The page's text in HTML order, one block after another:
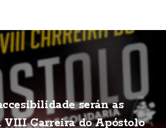
serán as
VIII Carreira do Apóstolo